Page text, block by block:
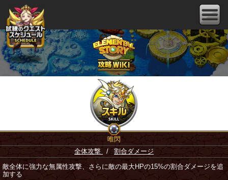
唯閃
全体攻撃
/ 割合ダメージ
敵全体に強力な無属性攻撃、さらに敵の最大HPの15%の割合ダメージを追
加する